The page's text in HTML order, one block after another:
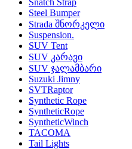
Steel Bumper
Strada შნორკელი
Suspension.
SUV Tent
SUV კარავი
SUV ჯალამბარი
Suzuki Jimny
SVTRaptor
Synthetic Rope
SyntheticRope
SyntheticWinch
TACOMA
Tail Lights